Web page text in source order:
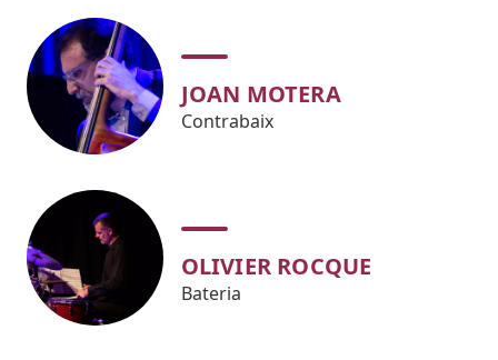
JOAN MOTERA
Contrabaix
OLIVIER ROCQUE
Bateria